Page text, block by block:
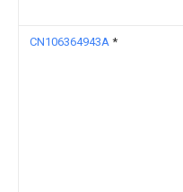
CN106364943A *